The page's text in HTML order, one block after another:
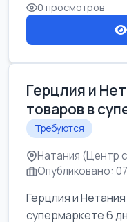
0 просмотров
Герцлия и
товаров в
Требуются
Натания (Центр
Опубликовано:
Герцлия и
супермаркете 6